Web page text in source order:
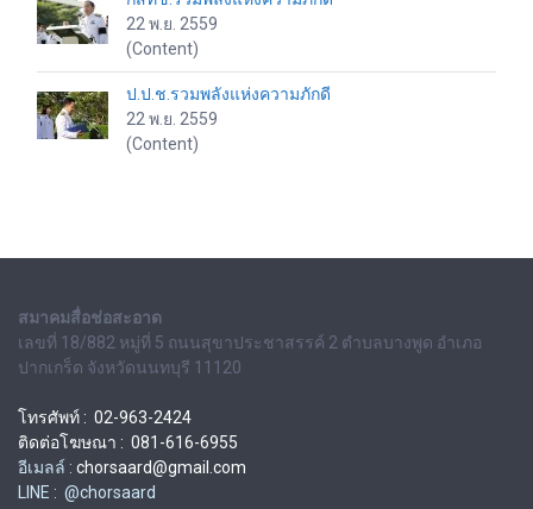
22 พ.ย. 2559
(Content)
ป.ป.ช.รวมพลังแห่งความภักดี
22 พ.ย. 2559
(Content)
สมาคมสื่อช่อสะอาด
เลขที่ 18/882 หมู่ที่ 5 ถนนสุขาประชาสรรค์ 2 ตำบลบางพูด อำเภอ
ปากเกร็ด จังหวัดนนทบุรี 11120
โทรศัพท์ : 02-963-2424
ติดต่อโฆษณา : 081-616-6955
อีเมลล์ : chorsaard@gmail.com
LINE : @chorsaard